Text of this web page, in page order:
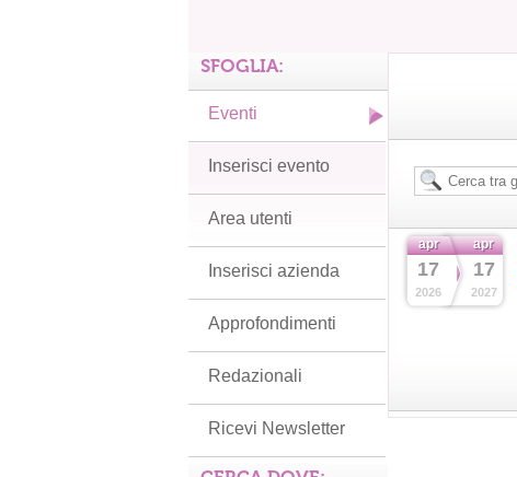
apr
17
2026
apr
17
2027
SFOGLIA:
Eventi
Inserisci evento
Area utenti
Inserisci azienda
Approfondimenti
Redazionali
Ricevi Newsletter